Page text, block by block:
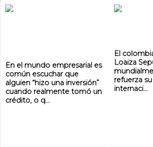
En el mundo empresarial es
común escuchar que
alguien “hizo una inversión”
cuando realmente tomó un
crédito, o q...
El
Loaiza
refuerza
internaci...